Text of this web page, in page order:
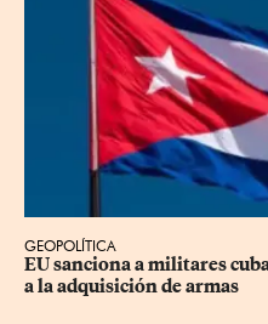
GEOPOLÍTICA
EU sanciona a militares
a la adquisición de armas